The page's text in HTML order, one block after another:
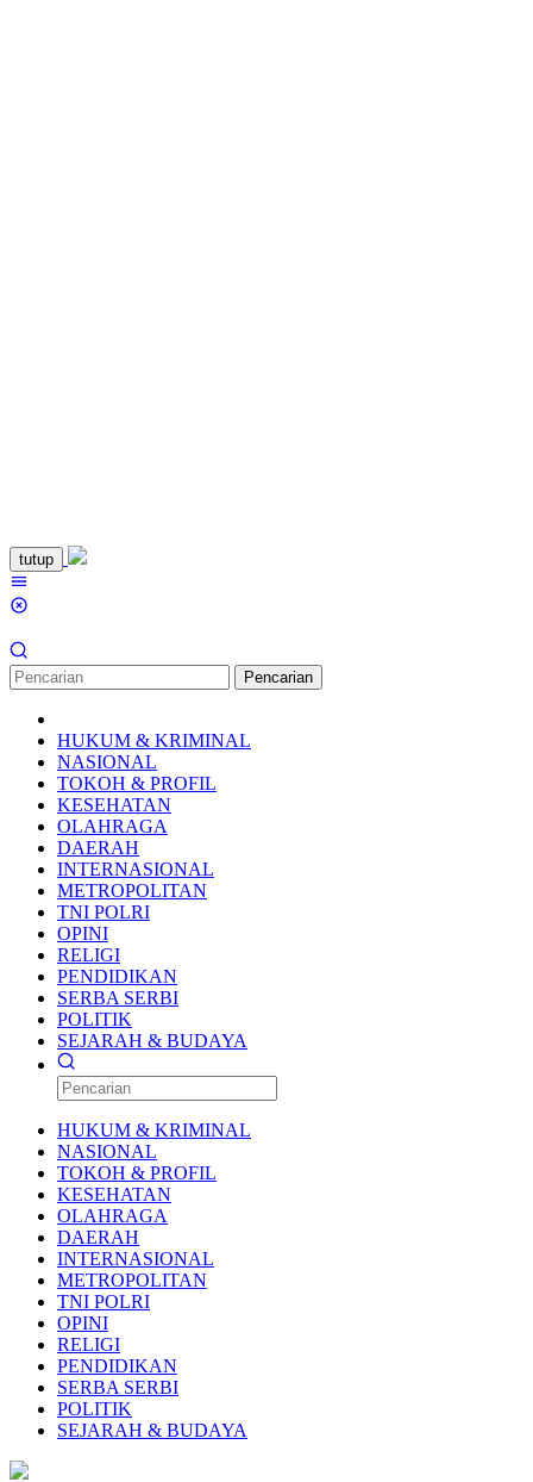
Loncat
ke
konten
tutup
Pencarian
HUKUM & KRIMINAL
NASIONAL
TOKOH & PROFIL
KESEHATAN
OLAHRAGA
DAERAH
INTERNASIONAL
METROPOLITAN
TNI POLRI
OPINI
RELIGI
PENDIDIKAN
SERBA SERBI
POLITIK
SEJARAH & BUDAYA
HUKUM & KRIMINAL
NASIONAL
TOKOH & PROFIL
KESEHATAN
OLAHRAGA
DAERAH
INTERNASIONAL
METROPOLITAN
TNI POLRI
OPINI
RELIGI
PENDIDIKAN
SERBA SERBI
POLITIK
SEJARAH & BUDAYA